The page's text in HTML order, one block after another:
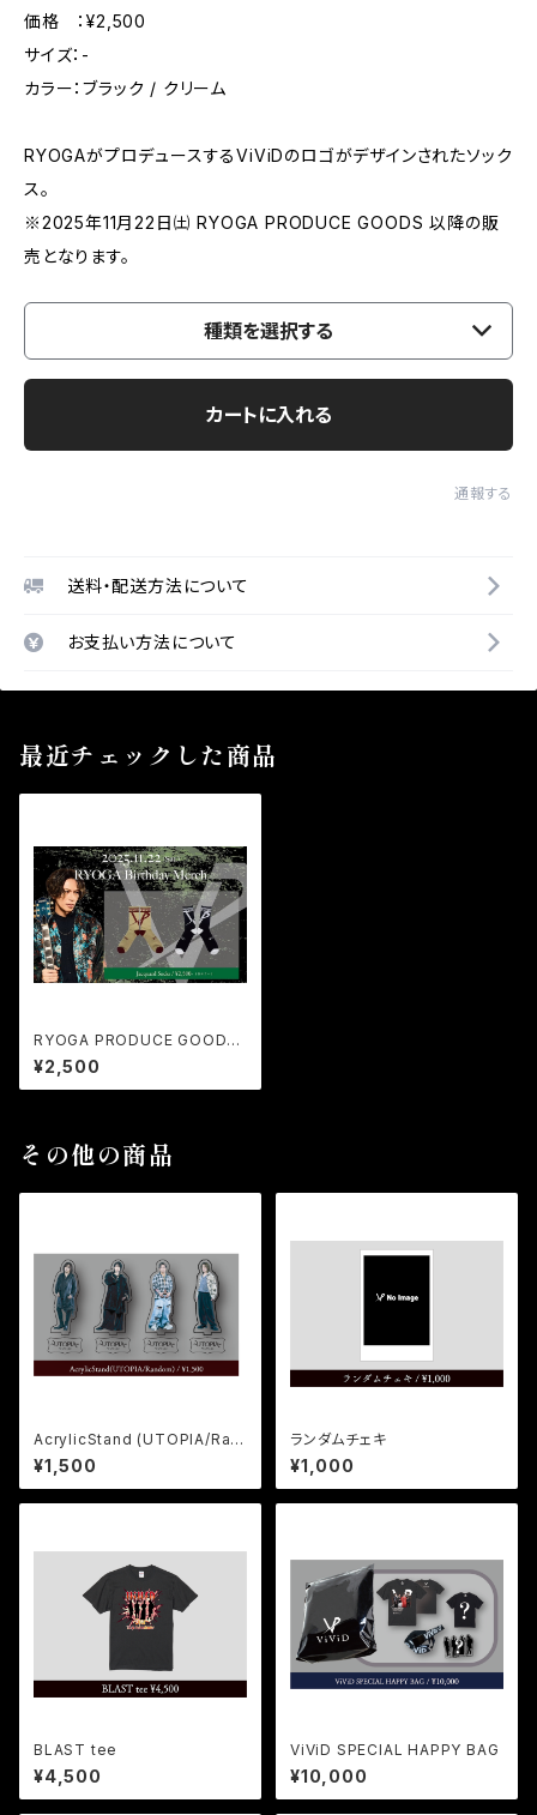
価格 ：¥2,500
サイズ：-
カラー：ブラック / クリーム
RYOGAがプロデュースするViViDのロゴがデザインされたソック
ス。
※2025年11月22日㈯ RYOGA PRODUCE GOODS 以降の販
売となります。
種類を選択する
カートに入れる
通報する
送料・配送方法について
お支払い方法について
最近チェックした商品
RYOGA PRODUCE GOODS
『Jacquard Socks』
¥2,500
その他の商品
AcrylicStand (UTOPIA/Ran
dom)
¥1,500
ランダムチェキ
¥1,000
BLAST tee
¥4,500
ViViD SPECIAL HAPPY BAG
¥10,000